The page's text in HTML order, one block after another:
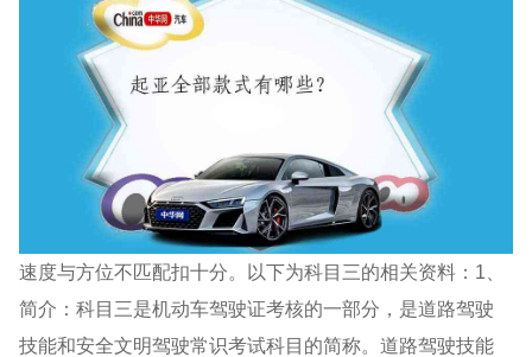
速度与方位不匹配扣十分。以下为科目三的相关资料：1、
简介：科目三是机动车驾驶证考核的一部分，是道路驾驶
技能和安全文明驾驶常识考试科目的简称。道路驾驶技能